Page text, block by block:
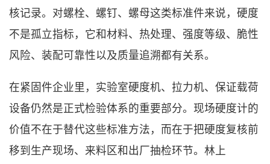
核记录。对螺栓、螺钉、螺母这类标准件来说，硬度
不是孤立指标，它和材料、热处理、强度等级、脆性
风险、装配可靠性以及质量追溯都有关系。
在紧固件企业里，实验室硬度机、拉力机、保证载荷
设备仍然是正式检验体系的重要部分。现场硬度计的
价值不在于替代这些标准方法，而在于把硬度复核前
移到生产现场、来料区和出厂抽检环节。林上